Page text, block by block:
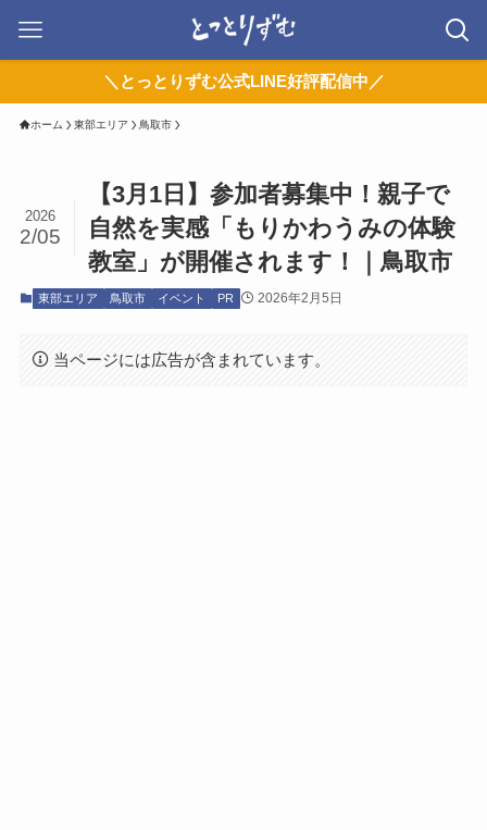
＼とっとりずむ公式LINE好評配信中／
ホーム 東部エリア 鳥取市
【3月1日】参加者募集中！親子で
自然を実感「もりかわうみの体験
教室」が開催されます！｜鳥取市
2026
2/05
東部エリア 鳥取市 イベント PR 2026年2月5日
当ページには広告が含まれています。